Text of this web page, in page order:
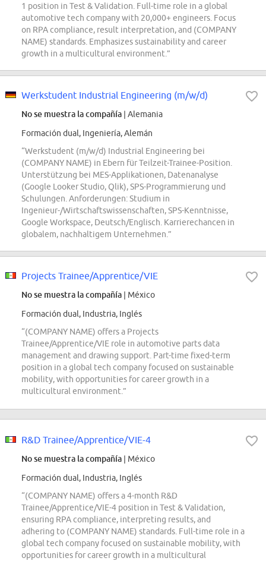
1 position in Test & Validation. Full-time role in a global
automotive tech company with 20,000+ engineers. Focus
on RPA compliance, result interpretation, and (COMPANY
NAME) standards. Emphasizes sustainability and career
growth in a multicultural environment.”
Werkstudent Industrial Engineering (m/w/d)
No se muestra la compañía | Alemania
Formación dual, Ingeniería, Alemán
“Werkstudent (m/w/d) Industrial Engineering bei
(COMPANY NAME) in Ebern für Teilzeit-Trainee-Position.
Unterstützung bei MES-Applikationen, Datenanalyse
(Google Looker Studio, Qlik), SPS-Programmierung und
Schulungen. Anforderungen: Studium in
Ingenieur-/Wirtschaftswissenschaften, SPS-Kenntnisse,
Google Workspace, Deutsch/Englisch. Karrierechancen in
globalem, nachhaltigem Unternehmen.”
Projects Trainee/Apprentice/VIE
No se muestra la compañía | México
Formación dual, Industria, Inglés
“(COMPANY NAME) offers a Projects
Trainee/Apprentice/VIE role in automotive parts data
management and drawing support. Part-time fixed-term
position in a global tech company focused on sustainable
mobility, with opportunities for career growth in a
multicultural environment.”
R&D Trainee/Apprentice/VIE-4
No se muestra la compañía | México
Formación dual, Industria, Inglés
“(COMPANY NAME) offers a 4-month R&D
Trainee/Apprentice/VIE-4 position in Test & Validation,
ensuring RPA compliance, interpreting results, and
adhering to (COMPANY NAME) standards. Full-time role in a
global tech company focused on sustainable mobility, with
opportunities for career growth in a multicultural